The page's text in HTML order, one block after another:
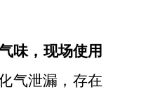
味，现场使用
气泄漏，存在